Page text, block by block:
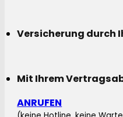
Versicherung durch
Mit Ihrem
ANRUFEN